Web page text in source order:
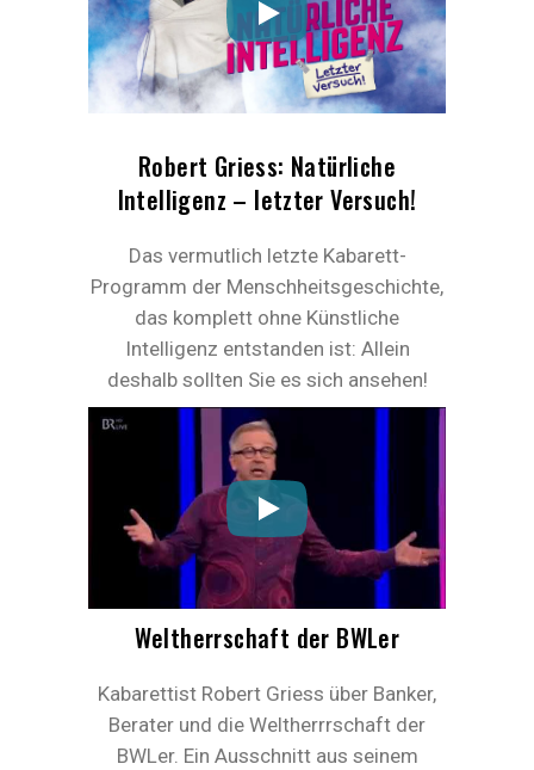
Robert Griess: Natürliche
Intelligenz – letzter Versuch!
Das vermutlich letzte Kabarett-
Programm der Menschheitsgeschichte,
das komplett ohne Künstliche
Intelligenz entstanden ist: Allein
deshalb sollten Sie es sich ansehen!
Weltherrschaft der BWLer
Kabarettist Robert Griess über Banker,
Berater und die Weltherrrschaft der
BWLer. Ein Ausschnitt aus seinem